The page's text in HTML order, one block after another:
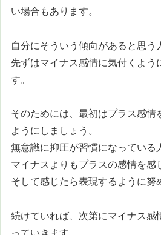
い場合もあります。
自分にそういう傾向があると思う
先ずはマイナス感情に気付くよう
す。
そのためには、最初はプラス感情
ようにしましょう。
無意識に抑圧が習慣になっている
マイナスよりもプラスの感情を感
そして感じたら表現するように努
続けていれば、次第にマイナス感